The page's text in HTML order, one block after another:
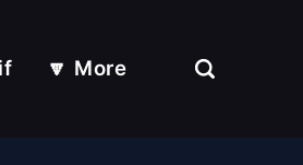
🔽 More